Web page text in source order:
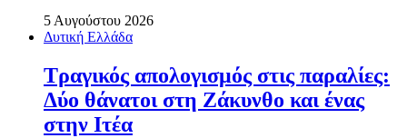
5 Αυγούστου 2026
Δυτική Ελλάδα
Τραγικός απολογισμός στις παραλίες:
Δύο θάνατοι στη Ζάκυνθο και ένας
στην Ιτέα